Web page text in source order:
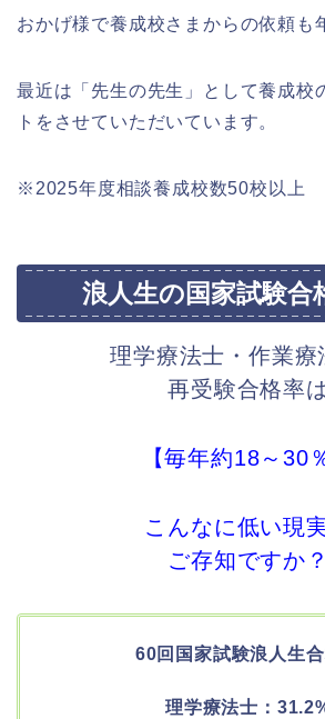
おかげ様で養成校さまからの依頼も
最近は「先生の先生」として養成校
トをさせていただいています。
※2025年度相談養成校数50校以上
浪人生の国家試験合
理学療法士・作業療
再受験合格率は
【毎年約18～30
こんなに低い現
ご存知ですか？
60回国家試験浪人生
理学療法士：